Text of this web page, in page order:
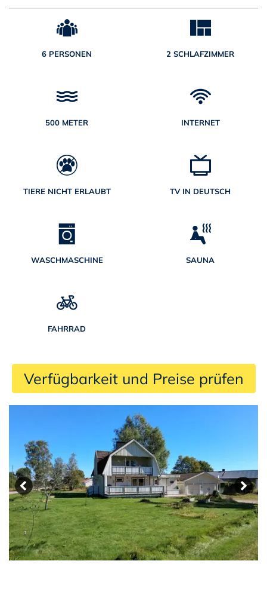
6 PERSONEN 2 SCHLAFZIMMER
500 METER INTERNET
TIERE NICHT ERLAUBT TV IN DEUTSCH
WASCHMASCHINE SAUNA
FAHRRAD
Verfügbarkeit und Preise prüfen